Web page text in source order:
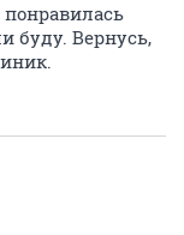
понравилась
буду. Вернусь,